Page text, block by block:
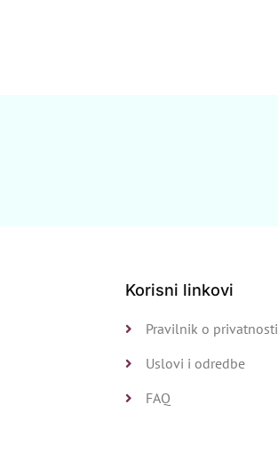
Korisni linkovi
Pravilnik o privatnosti
Uslovi i odredbe
FAQ